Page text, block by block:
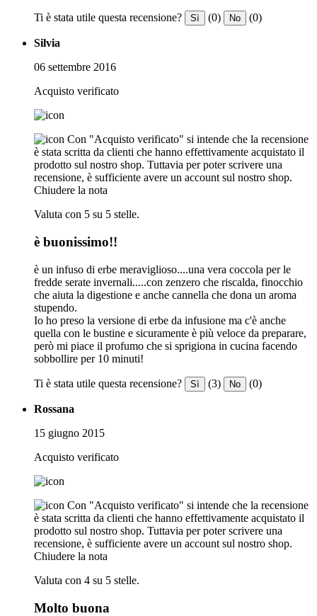
Ti è stata utile questa recensione? Sì (0) No (0)
Silvia
06 settembre 2016
Acquisto verificato
Con "Acquisto verificato" si intende che la recensione
è stata scritta da clienti che hanno effettivamente acquistato il
prodotto sul nostro shop. Tuttavia per poter scrivere una
recensione, è sufficiente avere un account sul nostro shop.
Chiudere la nota
Valuta con 5 su 5 stelle.
è buonissimo!!
è un infuso di erbe meraviglioso....una vera coccola per le
fredde serate invernali.....con zenzero che riscalda, finocchio
che aiuta la digestione e anche cannella che dona un aroma
stupendo.
Io ho preso la versione di erbe da infusione ma c'è anche
quella con le bustine e sicuramente è più veloce da preparare,
però mi piace il profumo che si sprigiona in cucina facendo
sobbollire per 10 minuti!
Ti è stata utile questa recensione? Sì (3) No (0)
Rossana
15 giugno 2015
Acquisto verificato
Con "Acquisto verificato" si intende che la recensione
è stata scritta da clienti che hanno effettivamente acquistato il
prodotto sul nostro shop. Tuttavia per poter scrivere una
recensione, è sufficiente avere un account sul nostro shop.
Chiudere la nota
Valuta con 4 su 5 stelle.
Molto buona